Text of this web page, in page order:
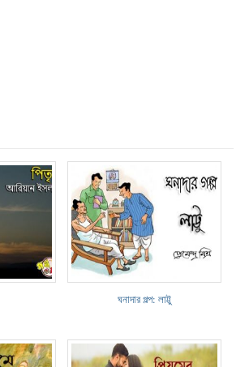
ঘনাদার গল্প: লাট্টু